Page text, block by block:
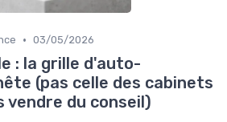
• 03/05/2026
: la grille d'auto-
(pas celle des cabinets
vendre du conseil)